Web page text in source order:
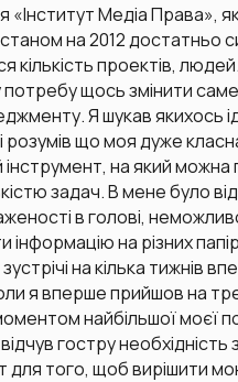
«Інститут Медіа Права»,
на 2012 достатньо
кількість проектів,
щось змінити саме
Я шукав якихось
розумів що моя дуже
на який можна
задач. В мене було
в голові,
інформацію на різних
на кілька тижнів
я вперше прийшов на
найбільшої моєї
гостру необхідність
для того, щоб вирішити